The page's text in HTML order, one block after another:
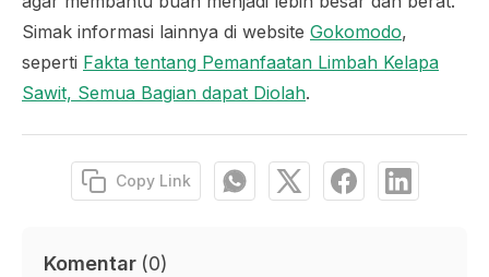
Simak informasi lainnya di website Gokomodo,
seperti Fakta tentang Pemanfaatan Limbah Kelapa
Sawit, Semua Bagian dapat Diolah.
Copy Link
Komentar (0)